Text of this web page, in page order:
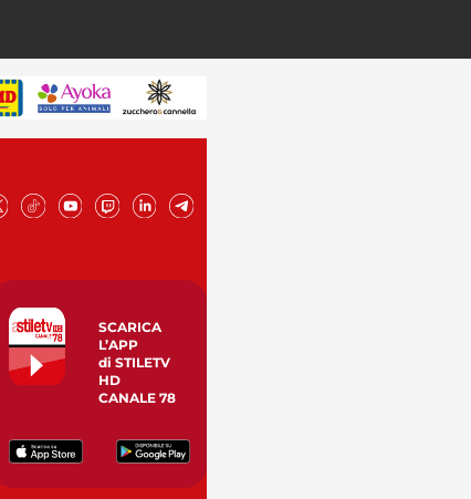
SCARICA
L’APP
di STILETV
HD
CANALE 78